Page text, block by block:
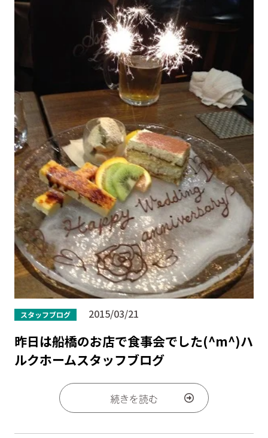
スタッフブログ 2015/03/21
昨日は船橋のお店で食事会でした(^m^)ハ
ルクホームスタッフブログ
続きを読む